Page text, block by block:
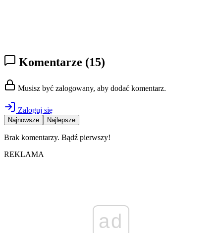
Komentarze (15)
Musisz być zalogowany, aby dodać komentarz.
Zaloguj się
Najnowsze Najlepsze
Brak komentarzy. Bądź pierwszy!
REKLAMA
ad